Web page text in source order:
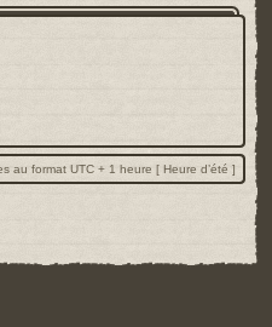
au format UTC + 1 heure [ Heure d’été ]